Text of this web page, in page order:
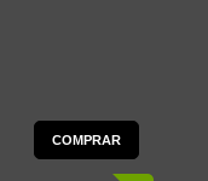
COMPRAR